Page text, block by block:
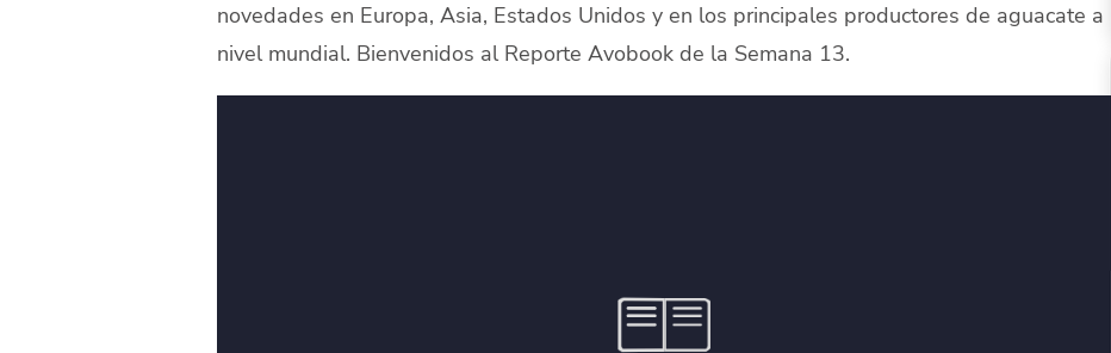
novedades en Europa, Asia, Estados Unidos y en los principales productores de aguacate a
nivel mundial. Bienvenidos al Reporte Avobook de la Semana 13.